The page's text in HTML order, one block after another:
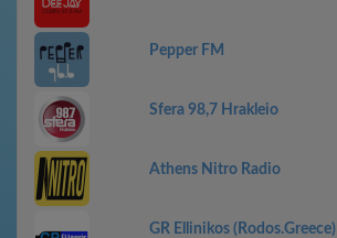
Pepper FM
Sfera 98,7 Hrakleio
Athens Nitro Radio
GR Ellinikos (Rodos.Greece)